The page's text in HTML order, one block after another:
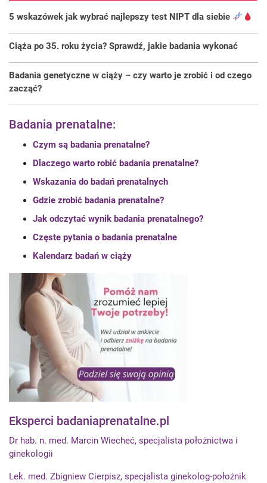
5 wskazówek jak wybrać najlepszy test NIPT dla siebie
Ciąża po 35. roku życia? Sprawdź, jakie badania wykonać
Badania genetyczne w ciąży – czy warto je zrobić i od czego
zacząć?
Badania prenatalne:
Czym są badania prenatalne?
Dlaczego warto robić badania prenatalne?
Wskazania do badań prenatalnych
Gdzie zrobić badania prenatalne?
Jak odczytać wynik badania prenatalnego?
Częste pytania o badania prenatalne
Kalendarz badań w ciąży
Eksperci badaniaprenatalne.pl
Dr hab. n. med. Marcin Wiecheć, specjalista położnictwa i
ginekologii
Lek. med. Zbigniew Cierpisz, specjalista ginekolog-położnik